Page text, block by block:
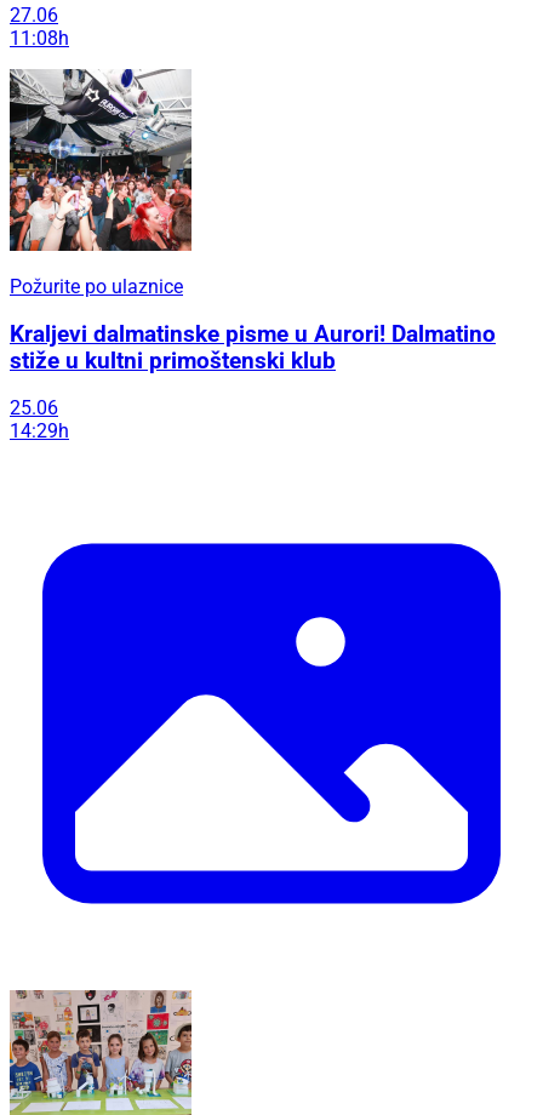
27.06
11:08h
Požurite po ulaznice
Kraljevi dalmatinske pisme u Aurori! Dalmatino
stiže u kultni primoštenski klub
25.06
14:29h